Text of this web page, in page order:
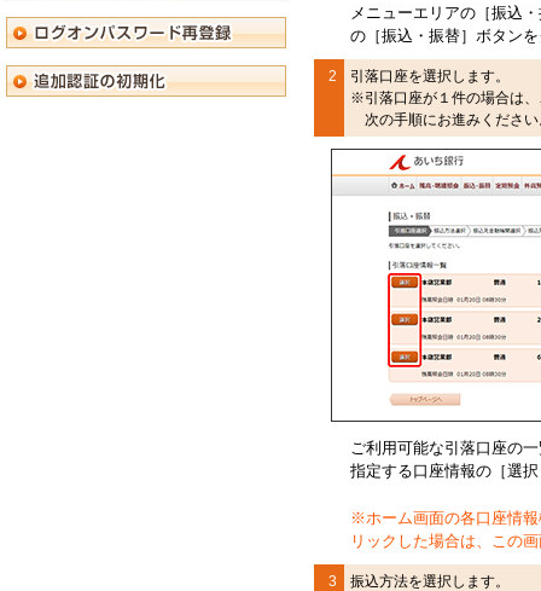
メニューエリアの［振込
の［振込・振替］ボタン
2
引落口座を選択します。
※引落口座が１件の場合は
次の手順にお進みくださ
ご利用可能な引落口座の
指定する口座情報の［選
※ホーム画面の各口座情
リックした場合は、この
3 振込方法を選択します。